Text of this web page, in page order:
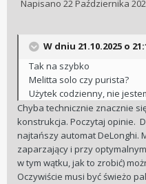
Napisano 22 Października
W dniu 21.10.2025 o
Tak na szybko
Melitta solo czy purista?
Użytek codzienny, nie
Chyba technicznie znacznie
konstrukcja. Poczytaj opinie.
najtańszy automat DeLonghi.
zaparzający i przy
w tym wątku, jak to zrobić)
Oczywiście musi być świeżo